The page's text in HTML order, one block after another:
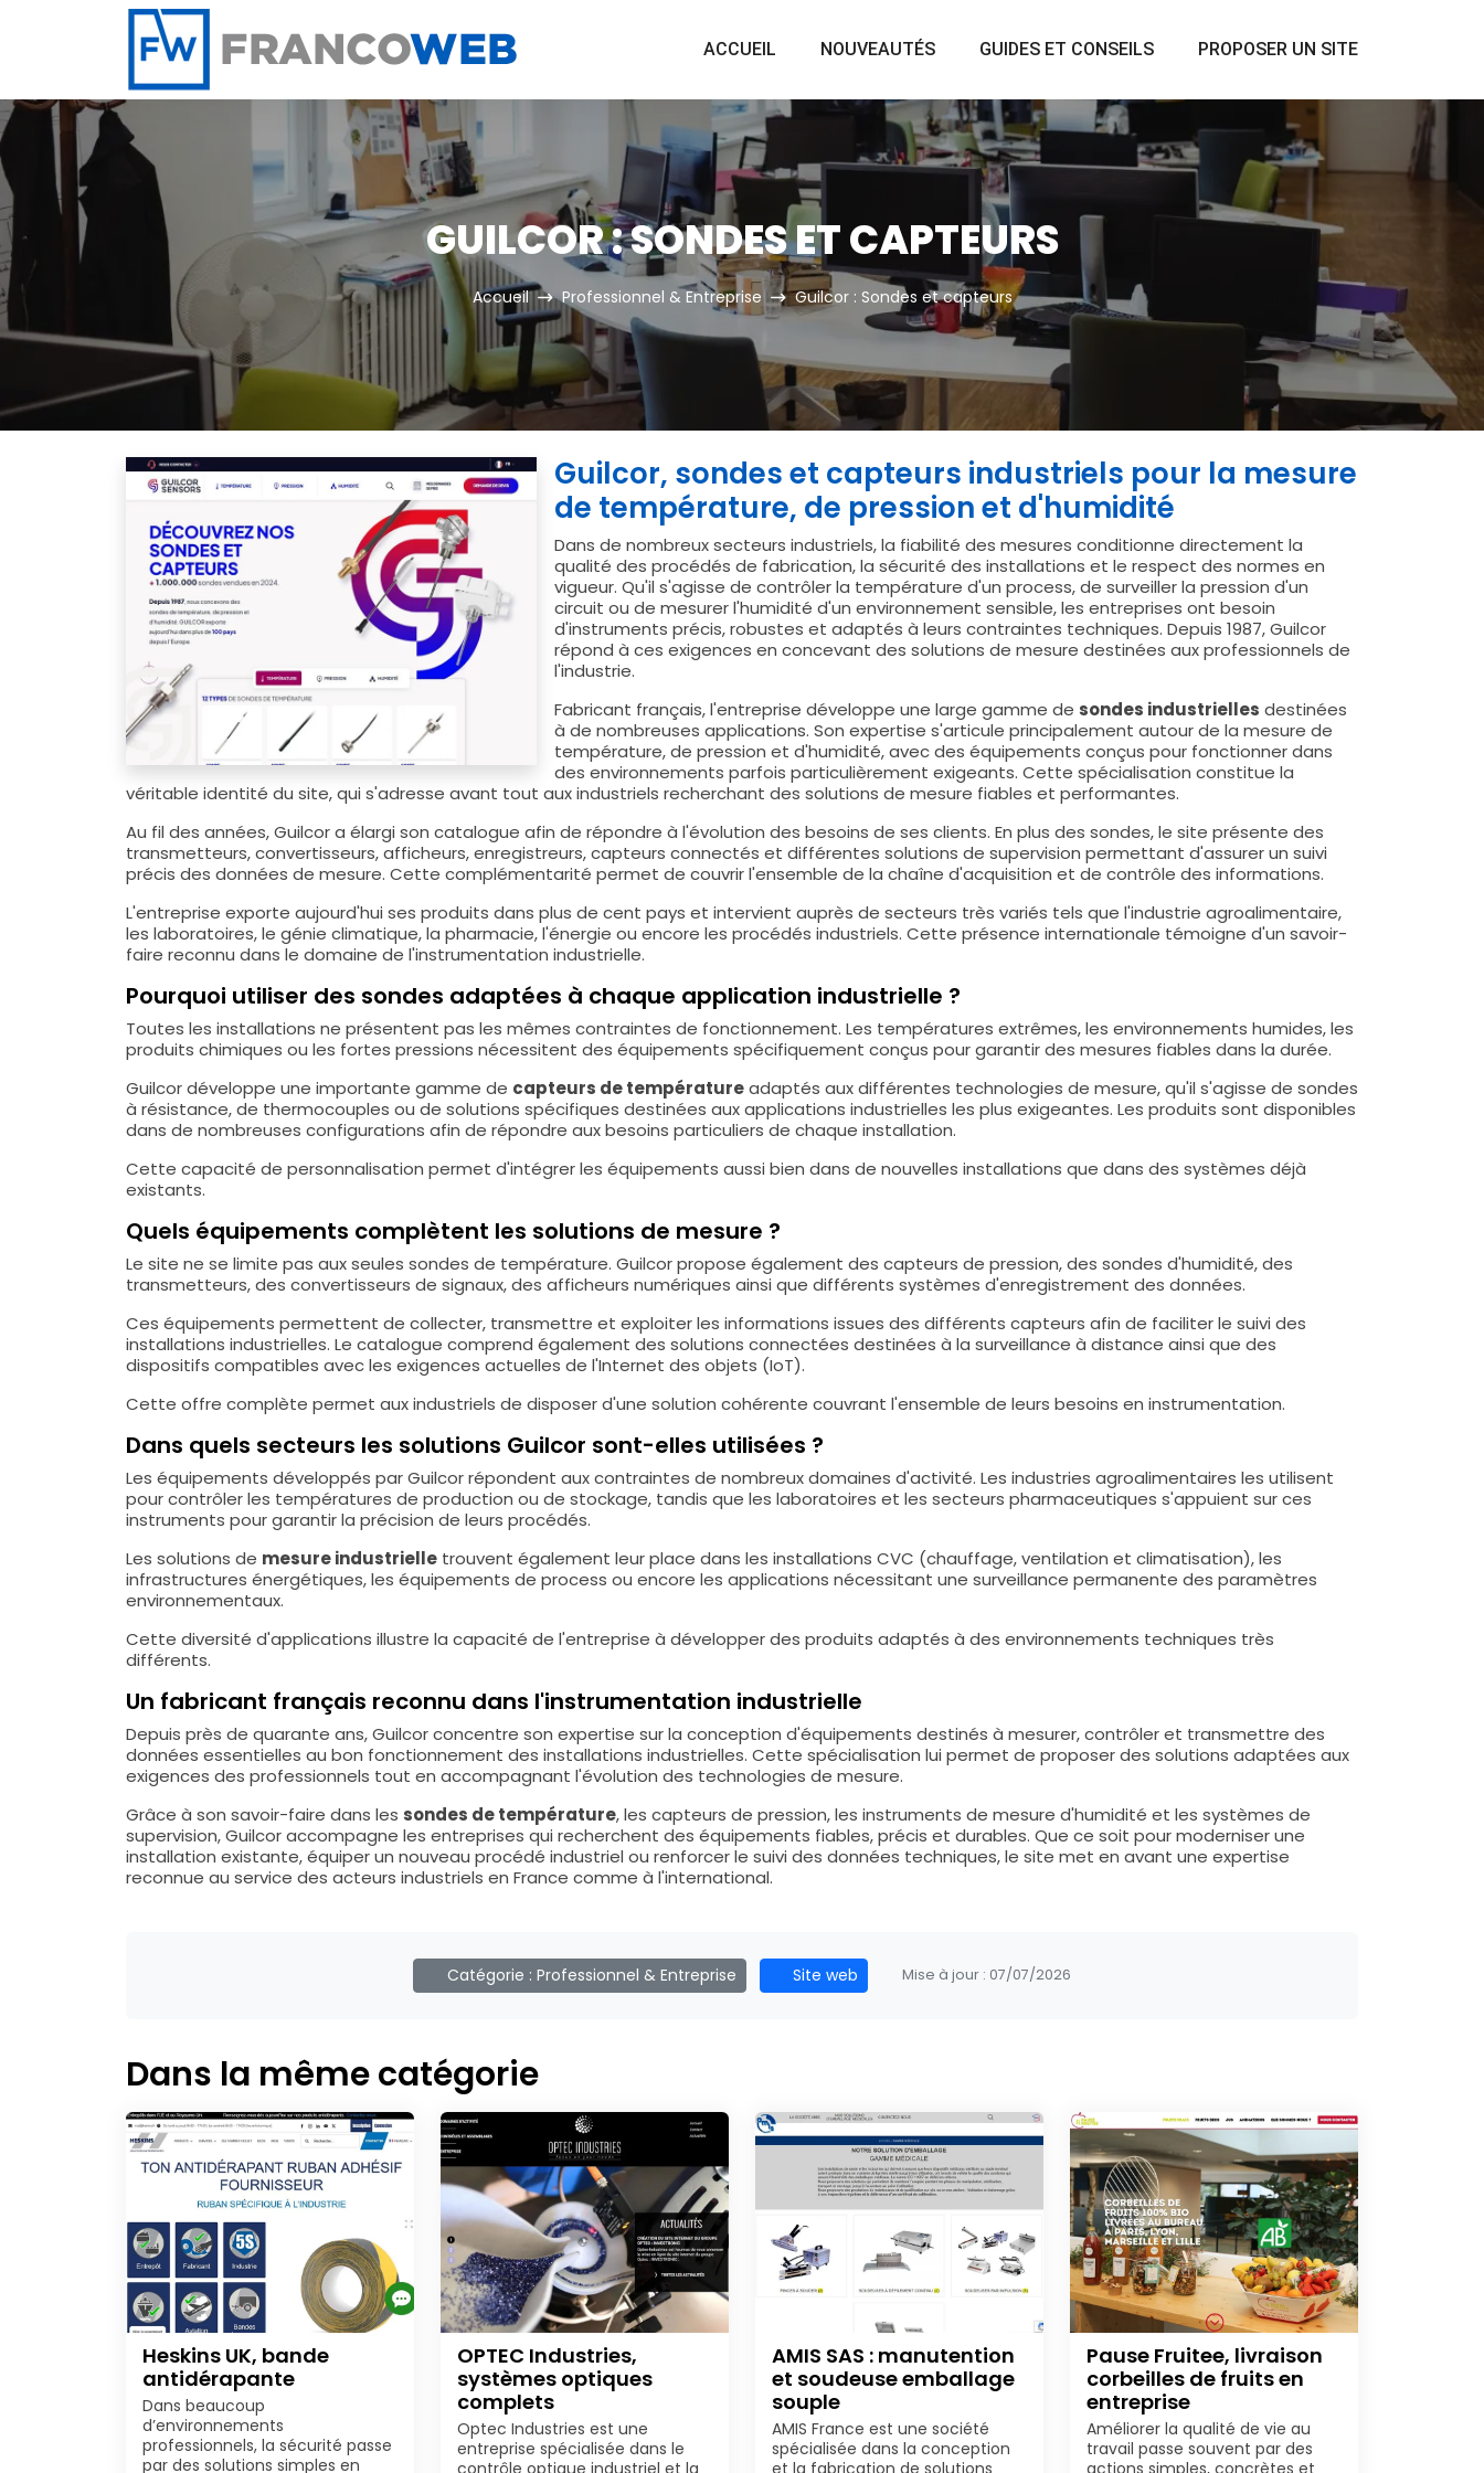
Panneau de gestion des cookies
ACCUEIL NOUVEAUTÉS GUIDES ET CONSEILS PROPOSER UN SITE
GUILCOR : SONDES ET CAPTEURS
Accueil Professionnel & Entreprise Guilcor : Sondes et capteurs
Guilcor, sondes et capteurs industriels pour la mesure
de température, de pression et d'humidité
Dans de nombreux secteurs industriels, la fiabilité des mesures conditionne directement la
qualité des procédés de fabrication, la sécurité des installations et le respect des normes en
vigueur. Qu'il s'agisse de contrôler la température d'un process, de surveiller la pression d'un
circuit ou de mesurer l'humidité d'un environnement sensible, les entreprises ont besoin
d'instruments précis, robustes et adaptés à leurs contraintes techniques. Depuis 1987, Guilcor
répond à ces exigences en concevant des solutions de mesure destinées aux professionnels de
l'industrie.
Fabricant français, l'entreprise développe une large gamme de sondes industrielles destinées
à de nombreuses applications. Son expertise s'articule principalement autour de la mesure de
température, de pression et d'humidité, avec des équipements conçus pour fonctionner dans
des environnements parfois particulièrement exigeants. Cette spécialisation constitue la
véritable identité du site, qui s'adresse avant tout aux industriels recherchant des solutions de mesure fiables et performantes.
Au fil des années, Guilcor a élargi son catalogue afin de répondre à l'évolution des besoins de ses clients. En plus des sondes, le site présente des
transmetteurs, convertisseurs, afficheurs, enregistreurs, capteurs connectés et différentes solutions de supervision permettant d'assurer un suivi
précis des données de mesure. Cette complémentarité permet de couvrir l'ensemble de la chaîne d'acquisition et de contrôle des informations.
L'entreprise exporte aujourd'hui ses produits dans plus de cent pays et intervient auprès de secteurs très variés tels que l'industrie agroalimentaire,
les laboratoires, le génie climatique, la pharmacie, l'énergie ou encore les procédés industriels. Cette présence internationale témoigne d'un savoir-
faire reconnu dans le domaine de l'instrumentation industrielle.
Pourquoi utiliser des sondes adaptées à chaque application industrielle ?
Toutes les installations ne présentent pas les mêmes contraintes de fonctionnement. Les températures extrêmes, les environnements humides, les
produits chimiques ou les fortes pressions nécessitent des équipements spécifiquement conçus pour garantir des mesures fiables dans la durée.
Guilcor développe une importante gamme de capteurs de températureadaptés aux différentes technologies de mesure, qu'il s'agisse de sondes
à résistance, de thermocouples ou de solutions spécifiques destinées aux applications industrielles les plus exigeantes. Les produits sont disponibles
dans de nombreuses configurations afin de répondre aux besoins particuliers de chaque installation.
Cette capacité de personnalisation permet d'intégrer les équipements aussi bien dans de nouvelles installations que dans des systèmes déjà
existants.
Quels équipements complètent les solutions de mesure ?
Le site ne se limite pas aux seules sondes de température. Guilcor propose également des capteurs de pression, des sondes d'humidité, des
transmetteurs, des convertisseurs de signaux, des afficheurs numériques ainsi que différents systèmes d'enregistrement des données.
Ces équipements permettent de collecter, transmettre et exploiter les informations issues des différents capteurs afin de faciliter le suivi des
installations industrielles. Le catalogue comprend également des solutions connectées destinées à la surveillance à distance ainsi que des
dispositifs compatibles avec les exigences actuelles de l'Internet des objets (IoT).
Cette offre complète permet aux industriels de disposer d'une solution cohérente couvrant l'ensemble de leurs besoins en instrumentation.
Dans quels secteurs les solutions Guilcor sont-elles utilisées ?
Les équipements développés par Guilcor répondent aux contraintes de nombreux domaines d'activité. Les industries agroalimentaires les utilisent
pour contrôler les températures de production ou de stockage, tandis que les laboratoires et les secteurs pharmaceutiques s'appuient sur ces
instruments pour garantir la précision de leurs procédés.
Les solutions de mesure industrielle trouvent également leur place dans les installations CVC (chauffage, ventilation et climatisation), les
infrastructures énergétiques, les équipements de process ou encore les applications nécessitant une surveillance permanente des paramètres
environnementaux.
Cette diversité d'applications illustre la capacité de l'entreprise à développer des produits adaptés à des environnements techniques très
différents.
Un fabricant français reconnu dans l'instrumentation industrielle
Depuis près de quarante ans, Guilcor concentre son expertise sur la conception d'équipements destinés à mesurer, contrôler et transmettre des
données essentielles au bon fonctionnement des installations industrielles. Cette spécialisation lui permet de proposer des solutions adaptées aux
exigences des professionnels tout en accompagnant l'évolution des technologies de mesure.
Grâce à son savoir-faire dans les sondes de température, les capteurs de pression, les instruments de mesure d'humidité et les systèmes de
supervision, Guilcor accompagne les entreprises qui recherchent des équipements fiables, précis et durables. Que ce soit pour moderniser une
installation existante, équiper un nouveau procédé industriel ou renforcer le suivi des données techniques, le site met en avant une expertise
reconnue au service des acteurs industriels en France comme à l'international.
Catégorie : Professionnel & Entreprise Site web Mise à jour : 07/07/2026
Dans la même catégorie
Heskins UK, bande
antidérapante
Dans beaucoup
d’environnements
professionnels, la sécurité passe
par des solutions simples en
OPTEC Industries,
systèmes optiques
complets
Optec Industries est une
entreprise spécialisée dans le
contrôle optique industriel et la
AMIS SAS : manutention
et soudeuse emballage
souple
AMIS France est une société
spécialisée dans la conception
et la fabrication de solutions
Pause Fruitee, livraison
corbeilles de fruits en
entreprise
Améliorer la qualité de vie au
travail passe souvent par des
actions simples, concrètes et